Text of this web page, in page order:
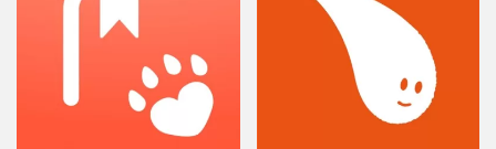
実際に使った人の体験談から「やりたいこ
とに手をつけられた」という声多数
人生は有限。スマホで通知が来るたびに「時間が減ってるんだ